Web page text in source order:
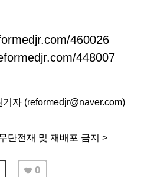
460026
448007
기자 (reformedjr@naver.com)
단전재 및 재배포 금지 >
0